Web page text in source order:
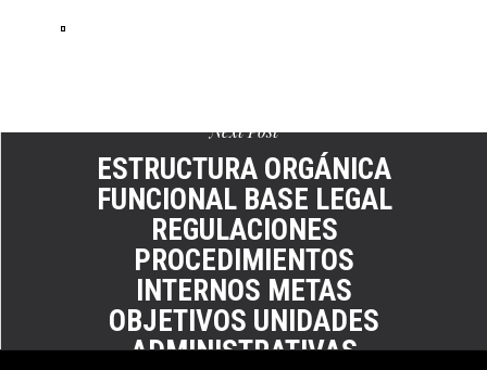
Next Post
ESTRUCTURA ORGÁNICA
FUNCIONAL BASE LEGAL
REGULACIONES
PROCEDIMIENTOS
INTERNOS METAS
OBJETIVOS UNIDADES
ADMINISTRATIVAS